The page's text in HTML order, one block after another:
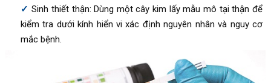
Sinh thiết thận: Dùng một cây kim lấy mẫu mô tại thận để
kiểm tra dưới kính hiển vi xác định nguyên nhân và nguy cơ
mắc bệnh.